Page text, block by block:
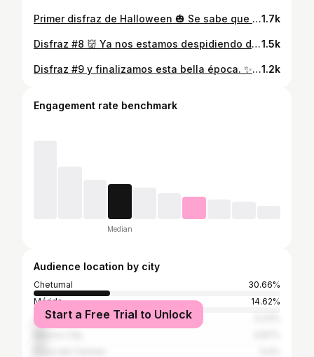
Primer disfraz de Halloween 🎃 Se sabe que es mi época favorita del año así que decidí hacer varios disfraces con ayuda de mis amigos para generarles contenido de calidad 👻 Gracias a @jaimeespinozastudio por este maquillaje tan cabron y peinarme tan chido, me encanto 💖 Mi hermano @eralcocerfoto gracias por este trabajo tan increíble ✨ #halloween #halloweencostume #drag #FauxQueen #queen #makeup #makeuphalloween #halloween🎃 #halloweenmakeup1.7k
Disfraz #8 👹 Ya nos estamos despidiendo de esta época, de verdad que me estoy yendo MUY FELIZ. Este diablo es creación completa de @feao.lll mis cuernos se los debo a @sisoyrichi y gracias a @euphoria_bvd por siempre apoyarme. #devilmakeup #devil #devilcostume #costume #halloween #halloweencostume #halloweenmakeup #makeuphalloween1.5k
Disfraz #9 y finalizamos esta bella época. ✨🖤PINGÜINO DE BATMAN ✨🖤 de mis personajes favoritos, de verdad; amo como quedó todoooooooo. Gracias al maquillista estrella @feao.lll a @sisoyrichi por el apoyo & @euphoria_bvd por creer en mi. Y GRACIAS INFINITAS A MI FOTÓGRAFO @eralcocerfoto ✨🖤 TODA ESTA MAGIA SE LAS DEBO A USTEDES; por la inspiración y el apoyo diario, me encanta estar aquí y esperamos así siga ✨🖤 Agradecida siempre 💖 #halloween #pinguïn #batman #costume #pinguincostume #halloweenmakeup #makeuphalloween1.2k
Engagement rate benchmark
Median
Audience location by city
Chetumal
30.66%
Mérida
14.62%
Cancún
Start a Free Trial to Unlock